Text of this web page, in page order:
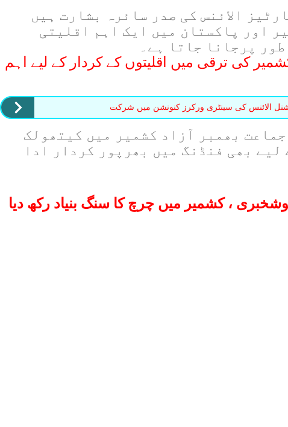
الائنس کی صدر سائرہ بشارت ہیں
اور پاکستان میں ایک اہم اقلیتی
پرجانا جاتا ہے۔
کی ترقی میں اقلیتوں کے کردار کے لیے اہم
الائنس کی سینٹری ورکرز کنونشن میں شرکت
جماعت بھمبر آزاد کشمیر میں کیتھولک
لیے بھی فنڈنگ میں بھرپور کردار ادا
، کشمیر میں چرچ کا سنگ بنیاد رکھ دیا